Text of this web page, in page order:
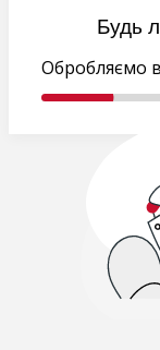
Будь
Обробляємо